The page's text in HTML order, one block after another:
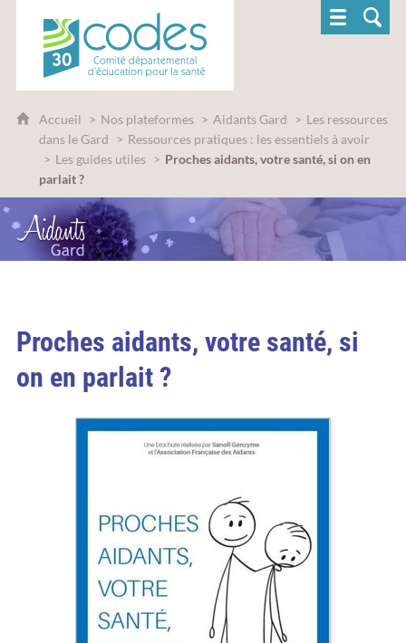
CoDES 30 - Comité départemental
Accueil Nos plateformes Aidants Gard
Les ressources
dans le Gard
Ressources pratiques : les essentiels à avoir
Les guides utiles
Proches aidants, votre santé, si on en
parlait ?
Proches aidants, votre santé, si
on en parlait ?